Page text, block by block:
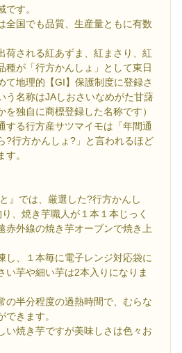
す。
全国でも品質、生産量ともに有数
荷される紅あずま、紅まさり、紅
種が「行方かんしょ」として東日
て地理的【GI】保護制度に登録さ
う名称はJAしおさいなめがた甘藷
独自に商標登録した名称です）
する行方産サツマイモは「年間通
?行方かんしょ?」と言われるほど
。
』では、厳選した?行方かんし
、焼き芋職人が１本１本じっく
赤外線の焼き芋オーブンで焼き上
し、１本毎に電子レンジ対応袋に
い芋や細い芋は2本入りになりま
の半分程度の過熱時間で、むらな
できます。
い焼き芋ですが美味しさは色々お